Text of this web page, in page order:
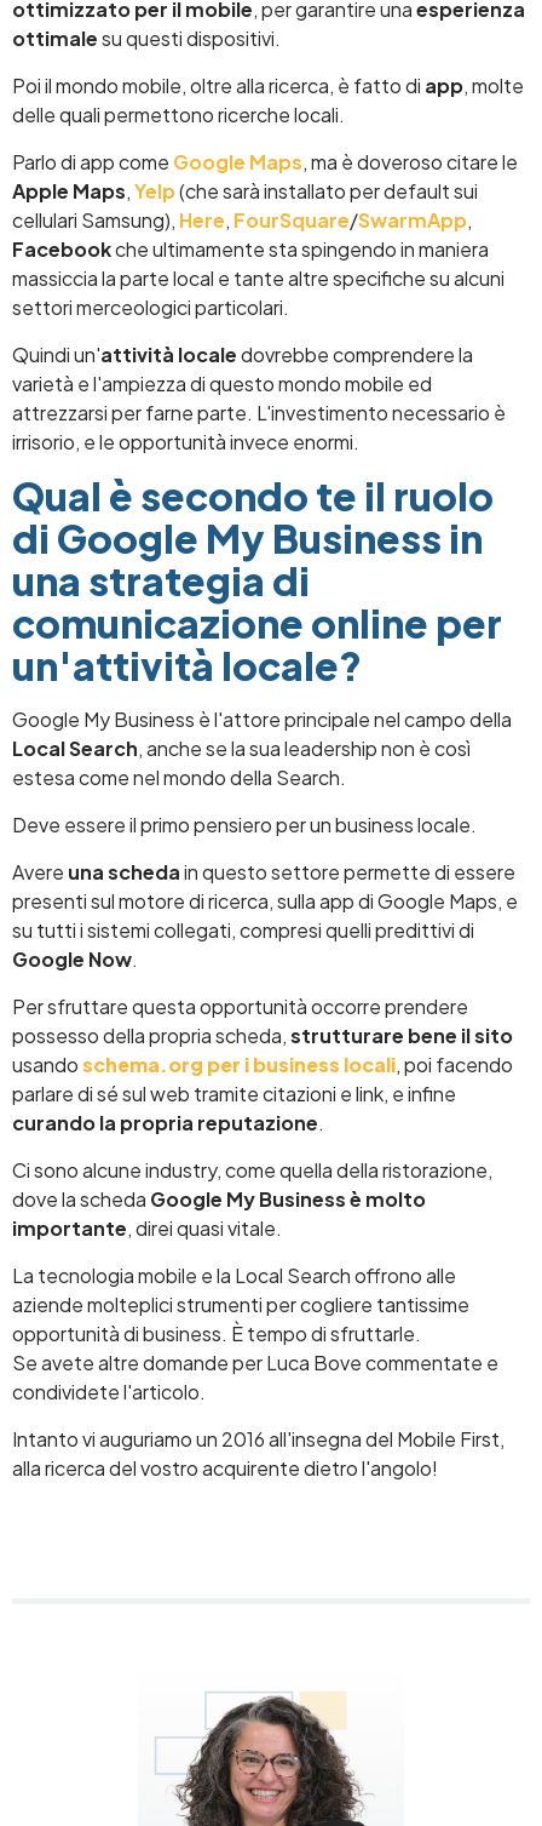
ottimizzato per il mobile, per garantire unaesperienza
ottimalesu questi dispositivi.
Poi il mondo mobile, oltre alla ricerca, è fatto di app, molte
delle quali permettono ricerche locali.
Parlo di app come Google Maps, ma è doveroso citare le
Apple Maps,Yelp(che sarà installato per default sui
cellulari Samsung), Here, FourSquare/SwarmApp,
Facebookche ultimamente sta spingendo in maniera
massiccia la parte local e tante altre specifiche su alcuni
settori merceologici particolari.
Quindi un'attività localedovrebbe comprendere la
varietà e l'ampiezza di questo mondo mobile ed
attrezzarsi per farne parte. L'investimento necessario è
irrisorio, e le opportunità invece enormi.
Qual è secondo te il ruolo
di Google My Business in
una strategia di
comunicazione online per
un'attività locale?
Google My Business è l'attore principale nel campo della
Local Search, anche se la sua leadership non è così
estesa come nel mondo della Search.
Deve essere il primo pensiero per un business locale.
Avere una schedain questo settore permette di essere
presenti sul motore di ricerca, sulla app di Google Maps, e
su tutti i sistemi collegati, compresi quelli predittivi di
Google Now.
Per sfruttare questa opportunità occorre prendere
possesso della propria scheda,strutturare bene il sito
usandoschema.org per i business locali, poi facendo
parlare di sé sul web tramite citazioni e link, e infine
curando la propria reputazione.
Ci sono alcune industry, come quella della ristorazione,
dove la scheda Google My Business è molto
importante, direi quasi vitale.
La tecnologia mobile e la Local Search offrono alle
aziende molteplici strumenti per cogliere tantissime
opportunità di business. È tempo di sfruttarle.
Se avete altre domande per Luca Bove commentate e
condividete l'articolo.
Intanto vi auguriamo un 2016 all'insegna del Mobile First,
alla ricerca del vostro acquirente dietro l'angolo!